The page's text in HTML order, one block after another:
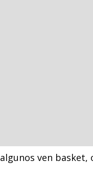
algunos ven basket,